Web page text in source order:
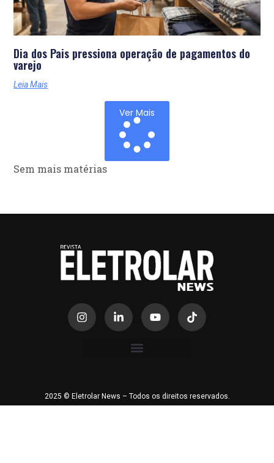
Dia dos Pais pressiona operação de pagamentos do
varejo
Leia Mais
Ver Mais
Sem mais matérias
2025 © Eletrolar News – Todos os direitos reservados.